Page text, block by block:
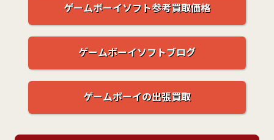
ゲームボーイソフト参考買取価格
ゲームボーイソフトブログ
ゲームボーイの出張買取